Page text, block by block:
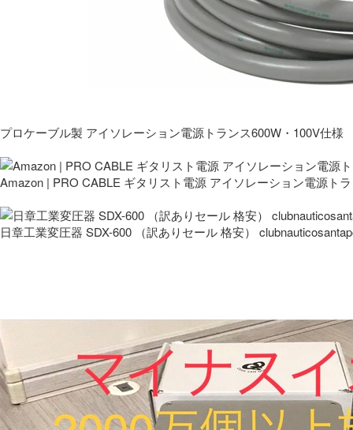
プロケーブル製 アイソレーション電源トランス600W・100V仕様
Amazon | PRO CABLE ギタリスト電源 アイソレーション電源ト
日章工業変圧器 SDX-600 （訳ありセール 格安）